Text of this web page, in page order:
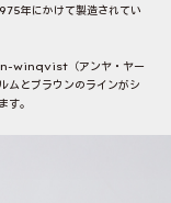
年にかけて製造されてい
winqvist（アンヤ・ヤー
ムとブラウンのラインがシ
す。